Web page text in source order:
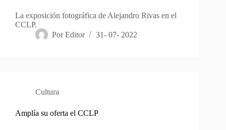
La exposición fotográfica de Alejandro Rivas en el
CCLP.
Por Editor 31- 07- 2022
Cultura
Amplía su oferta el CCLP